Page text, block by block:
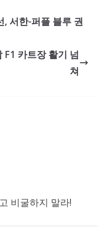
, 서한-퍼플 블루 권
F1 카트장 활기 넘
쳐
비굴하지 말라!